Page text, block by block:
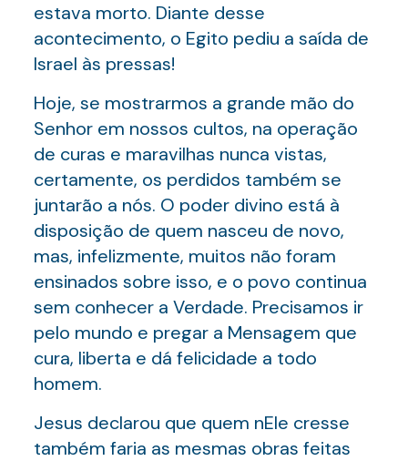
estava morto. Diante desse
acontecimento, o Egito pediu a saída de
Israel às pressas!
Hoje, se mostrarmos a grande mão do
Senhor em nossos cultos, na operação
de curas e maravilhas nunca vistas,
certamente, os perdidos também se
juntarão a nós. O poder divino está à
disposição de quem nasceu de novo,
mas, infelizmente, muitos não foram
ensinados sobre isso, e o povo continua
sem conhecer a Verdade. Precisamos ir
pelo mundo e pregar a Mensagem que
cura, liberta e dá felicidade a todo
homem.
Jesus declarou que quem nEle cresse
também faria as mesmas obras feitas